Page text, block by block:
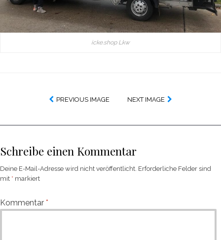
icke.shop Lkw
PREVIOUS IMAGE NEXT IMAGE
Schreibe einen Kommentar
Deine E-Mail-Adresse wird nicht veröffentlicht. Erforderliche Felder sind
mit * markiert
Kommentar *